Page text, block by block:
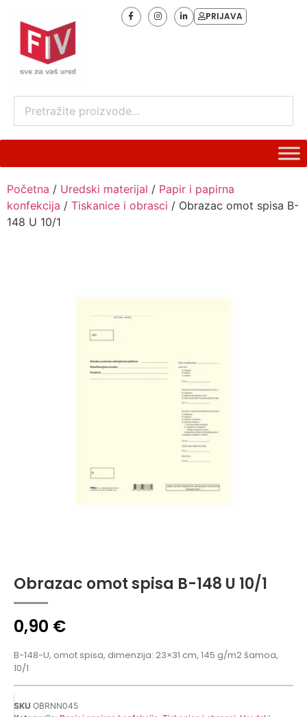
PRIJAVA
Početna / Uredski materijal / Papir i papirna
konfekcija / Tiskanice i obrasci / Obrazac omot spisa B-
148 U 10/1
Obrazac omot spisa B-148 U 10/1
0,90 €
B-148-U, omot spisa, dimenzija: 23×31 cm, 145 g/m2 šamoa,
10/1
SKU OBRNN045